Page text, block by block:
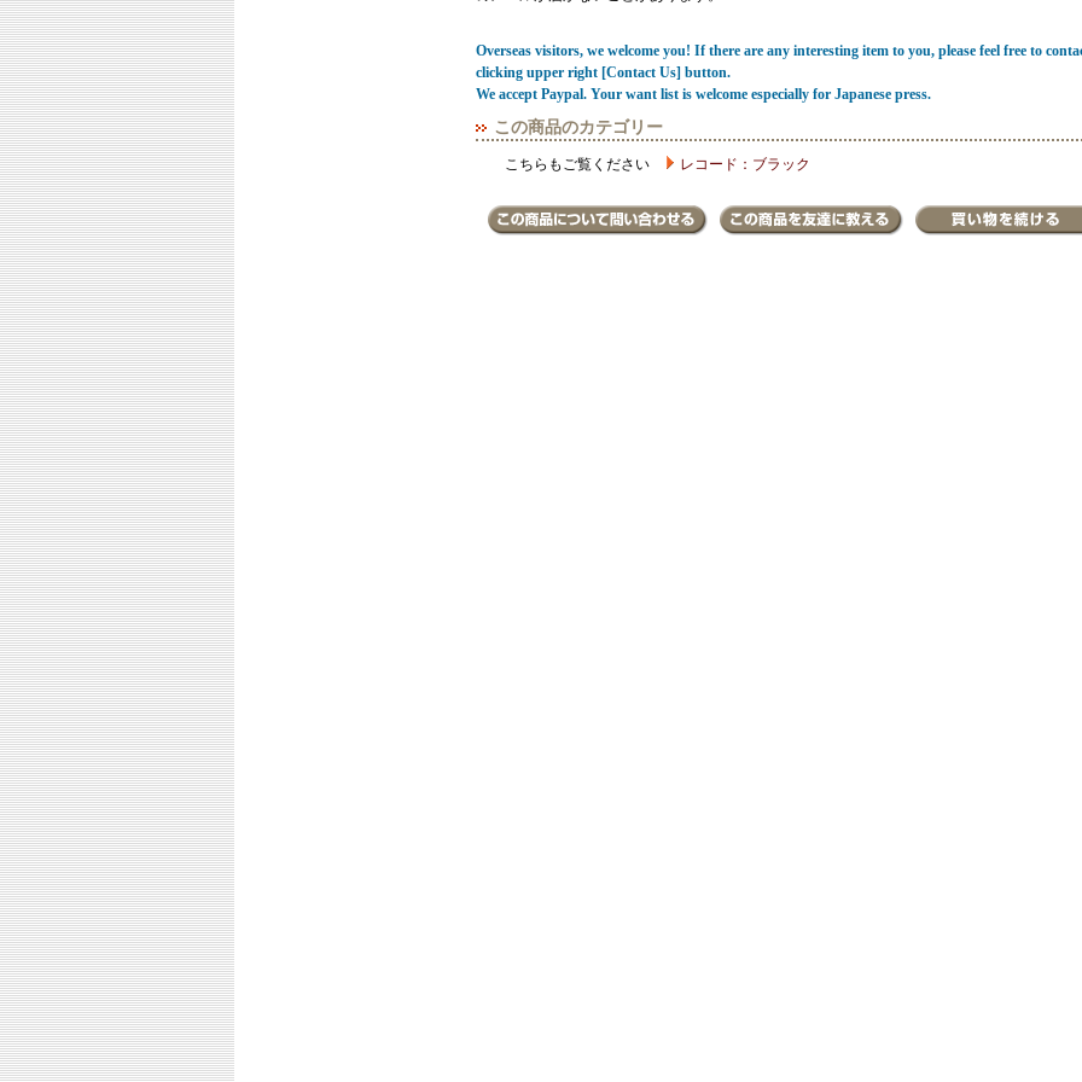
Overseas visitors, we welcome you! If there are any interesting item to you, please feel free to
clicking upper right [Contact Us] button.
We accept Paypal. Your want list is welcome especially for Japanese press.
この商品のカテゴリー
こちらもご覧ください レコード：ブラック